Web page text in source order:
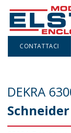
CONTATTACI
DEKRA